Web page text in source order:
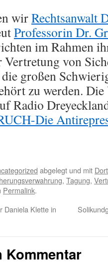
wirRechtsanwalt
Professorin Dr.
im Rahmen
von
großen
zu werden.
Radio
Die
abgelegt und mit
, Tagung,
Permalink.
Daniela Klette in
Kommentar